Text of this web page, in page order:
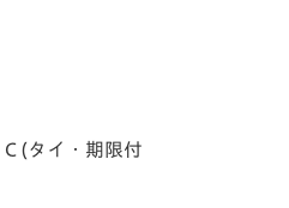
タイ・期限付